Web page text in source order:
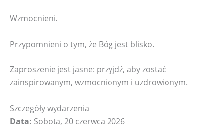
Wzmocnieni.
Przypomnieni o tym, że Bóg jest blisko.
Zaproszenie jest jasne: przyjdź, aby zostać
zainspirowanym, wzmocnionym i uzdrowionym.
Szczegóły wydarzenia
Data: Sobota, 20 czerwca 2026